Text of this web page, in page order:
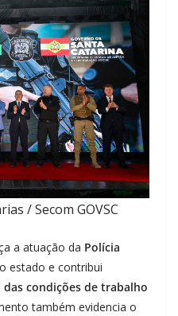
/ Secom GOVSC
a atuação da Polícia
estado e contribui
das condições de trabalho
também evidencia o